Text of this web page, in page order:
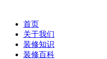
首页
关于我们
装修知识
装修百科